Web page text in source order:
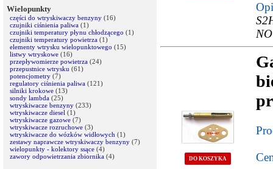
Wielopunkty
części do wtryskiwaczy benzyny (16)
czujniki ciśnienia paliwa (1)
czujniki temperatury płynu chłodzącego (1)
czujniki temperatury powietrza (1)
elementy wtrysku wielopunktowego (15)
listwy wtryskowe (16)
przepływomierze powietrza (24)
przepustnice wtrysku (61)
potencjometry (7)
regulatory ciśnienia paliwa (121)
silniki krokowe (13)
sondy lambda (25)
wtryskiwacze benzyny (233)
wtryskiwacze diesel (1)
wtryskiwacze gazowe (7)
wtryskiwacze rozruchowe (3)
wtryskiwacze do wózków widłowych (1)
zestawy naprawcze wtryskiwaczy benzyny (7)
wielopunkty - kolektory ssące (4)
zawory odpowietrzania zbiornika (4) DO KOSZYKA